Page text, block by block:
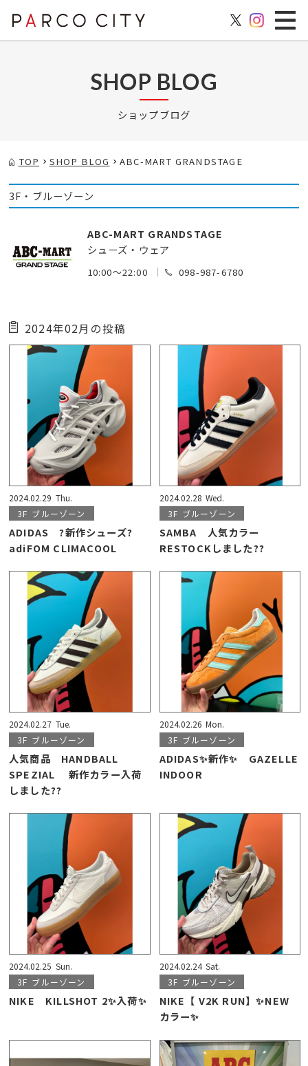
SHOP BLOG
ショップブログ
TOP SHOP BLOG ABC-MART GRANDSTAGE
3F・ブルーゾーン
ABC-MART GRANDSTAGE
シューズ・ウェア
10:00～22:00 098-987-6780
2024年02月の投稿
2024.02.29 Thu.
3F ブルーゾーン
ADIDAS ?新作シューズ?
adiFOM CLIMACOOL
2024.02.28 Wed.
3F ブルーゾーン
SAMBA 人気カラー
RESTOCKしました??
2024.02.27 Tue.
3F ブルーゾーン
人気商品 HANDBALL
SPEZIAL 新作カラー入荷
しました??
2024.02.26 Mon.
3F ブルーゾーン
ADIDAS✨新作✨ GAZELLE
INDOOR
2024.02.25 Sun.
3F ブルーゾーン
NIKE KILLSHOT 2✨入荷✨
2024.02.24 Sat.
3F ブルーゾーン
NIKE【 V2K RUN】✨NEW
カラー✨